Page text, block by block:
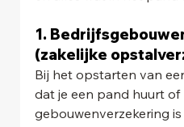
1.
(zakelijke
Bij het opstarten van
dat je een pand huurt of
gebouwenverzekering